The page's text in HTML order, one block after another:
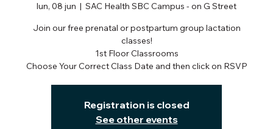
lun, 08 jun
  |
SAC Health SBC Campus - on G Street
Join our free prenatal or postpartum group lactation
classes!
1st Floor Classrooms
Choose Your Correct Class Date and then click on RSVP
Registration is closed
See other events